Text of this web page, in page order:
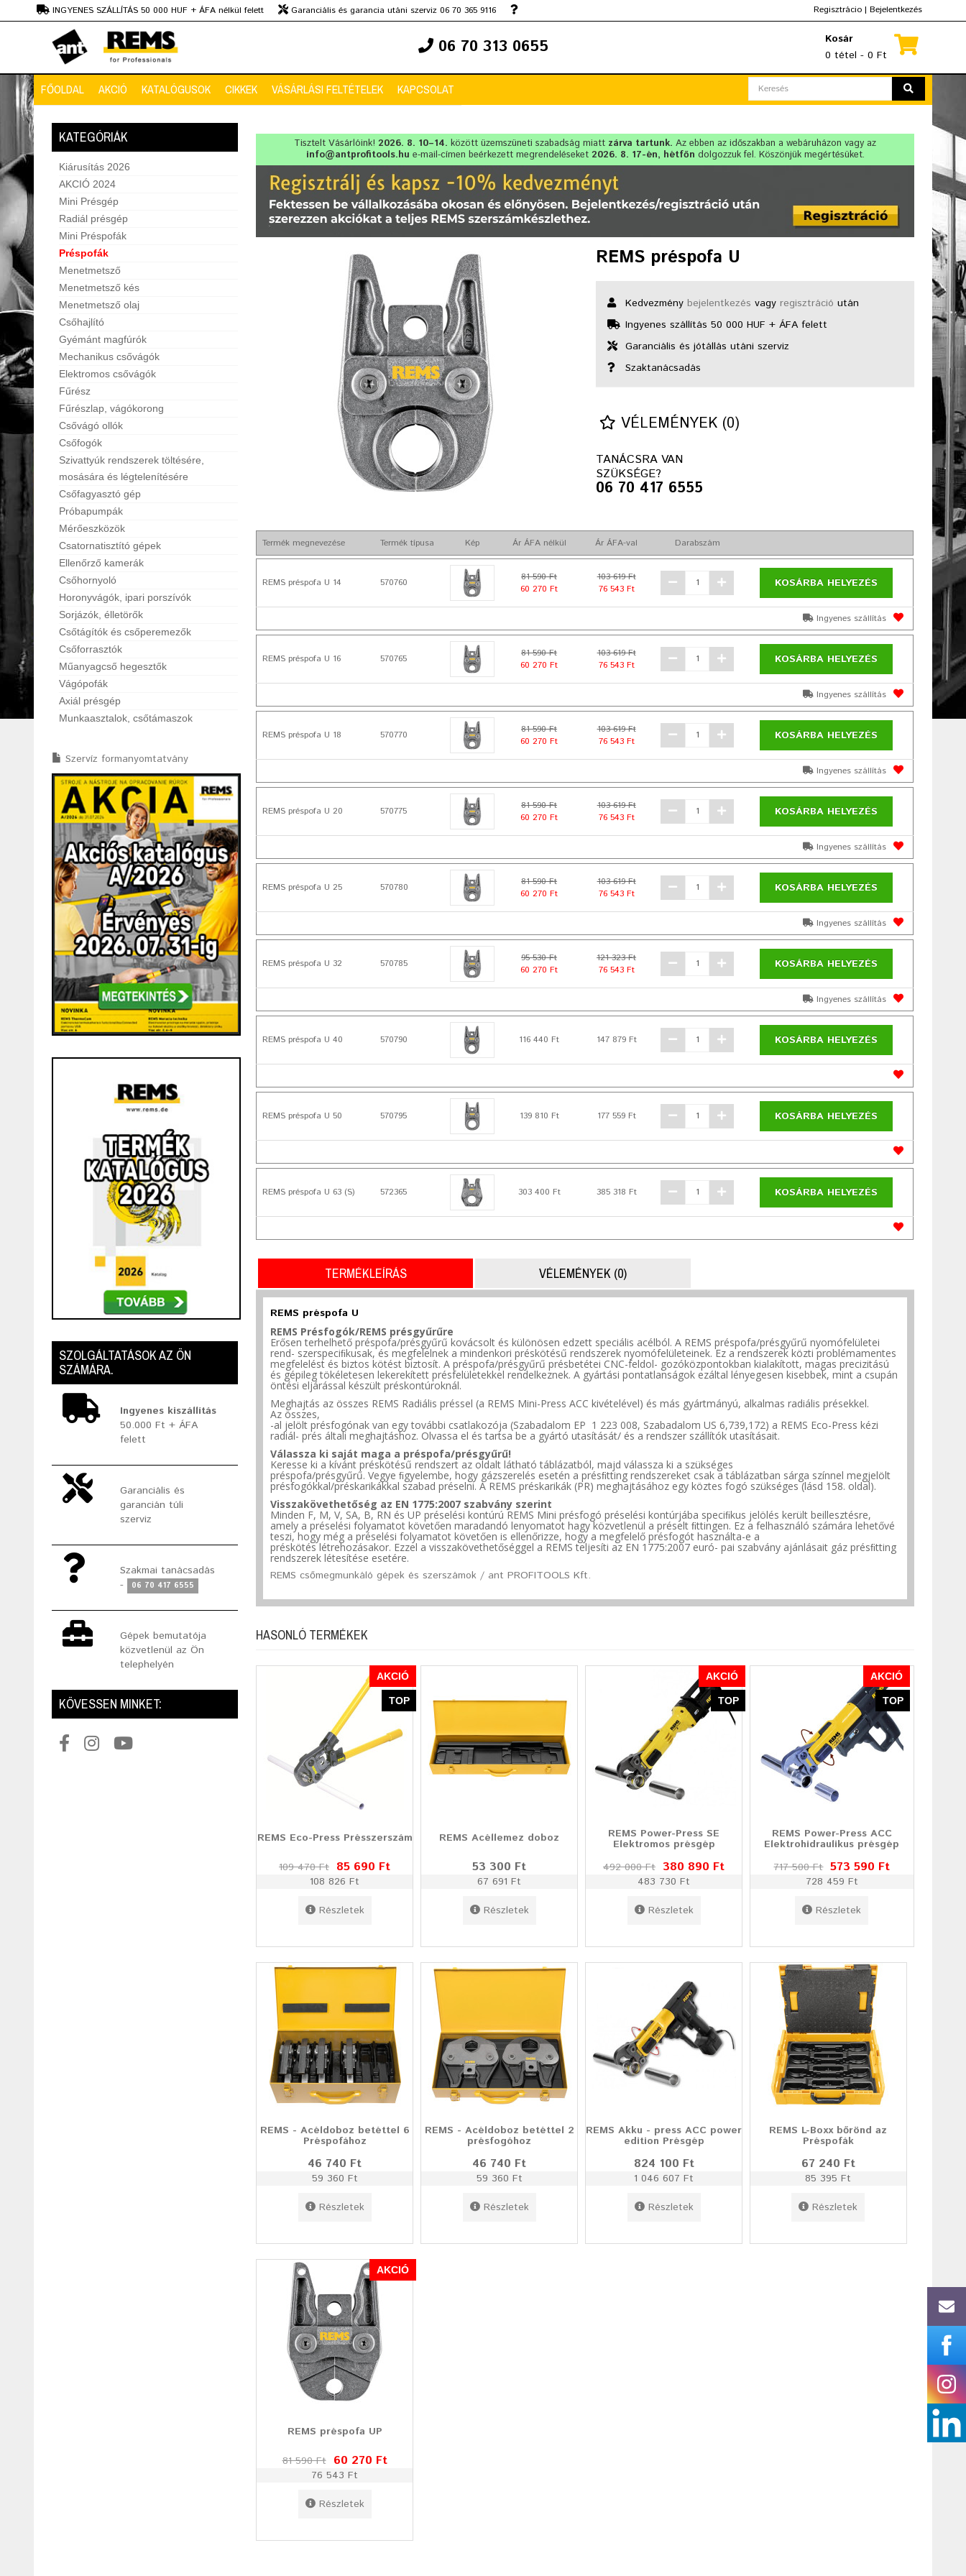
INGYENES SZÁLLÍTÁS 50 000 HUF + ÁFA nélkül felett
Garanciális és garancia utáni szerviz 06 70 365 9116
Szaktanácsadás
Regisztrácio | Bejelentkezés
06 70 313 0655
Kosár
0 tétel - 0 Ft
FŐOLDAL AKCIÓ KATALÓGUSOK CIKKEK VÁSÁRLÁSI FELTÉTELEK KAPCSOLAT
KATEGÓRIÁK
Kiárusítás 2026
AKCIÓ 2024
Mini Présgép
Radiál présgép
Mini Préspofák
Préspofák
Menetmetsző
Menetmetsző kés
Menetmetsző olaj
Csőhajlító
Gyémánt magfúrók
Mechanikus csővágók
Elektromos csővágók
Fűrész
Fűrészlap, vágókorong
Csővágó ollók
Csőfogók
Szivattyúk rendszerek töltésére,
mosására és légtelenítésére
Csőfagyasztó gép
Próbapumpák
Mérőeszközök
Csatornatisztító gépek
Ellenőrző kamerák
Csőhornyoló
Horonyvágók, ipari porszívók
Sorjázók, élletörők
Csőtágítók és csőperemezők
Csőforrasztók
Műanyagcső hegesztők
Vágópofák
Axiál présgép
Munkaasztalok, csőtámaszok
Szervíz formanyomtatvány
SZOLGÁLTATÁSOK AZ ÖN
SZÁMÁRA.
Ingyenes kiszállítás
50.000 Ft + ÁFA
felett
Garanciális és
garancián túli
szerviz
Szakmai tanácsadás
-
06 70 417 6555
Gépek bemutatója
közvetlenül az Ön
telephelyén
KÖVESSEN MINKET:
Tisztelt Vásárlóink!2026. 8. 10–14. között üzemszüneti szabadság miatt zárva tartunk. Az ebben az időszakban a webáruházon vagy az
info@antprofitools.hu e-mail-címen beérkezett megrendeléseket 2026. 8. 17-én, hétfőn dolgozzuk fel. Köszönjük megértésüket.
REMS préspofa U
Kedvezménybejelentkezés vagyregisztráció után
Ingyenes szállítás 50 000 HUF + ÁFA felett
Garanciális és jótállás utáni szerviz
Szaktanácsadás
VÉLEMÉNYEK (0)
TANÁCSRA VAN
SZÜKSÉGE?
06 70 417 6555
Termék megnevezése Termék típusa Kép Ár ÁFA nélkül Ár ÁFA-val Darabszám
REMS préspofa U 14 570760
81 590 Ft
60 270 Ft
103 619 Ft
76 543 Ft
KOSÁRBA HELYEZÉS
Ingyenes szállítás
REMS préspofa U 16 570765
81 590 Ft
60 270 Ft
103 619 Ft
76 543 Ft
KOSÁRBA HELYEZÉS
Ingyenes szállítás
REMS préspofa U 18 570770
81 590 Ft
60 270 Ft
103 619 Ft
76 543 Ft
KOSÁRBA HELYEZÉS
Ingyenes szállítás
REMS préspofa U 20 570775
81 590 Ft
60 270 Ft
103 619 Ft
76 543 Ft
KOSÁRBA HELYEZÉS
Ingyenes szállítás
REMS préspofa U 25 570780
81 590 Ft
60 270 Ft
103 619 Ft
76 543 Ft
KOSÁRBA HELYEZÉS
Ingyenes szállítás
REMS préspofa U 32 570785
95 530 Ft
60 270 Ft
121 323 Ft
76 543 Ft
KOSÁRBA HELYEZÉS
Ingyenes szállítás
REMS préspofa U 40 570790 116 440 Ft 147 879 Ft KOSÁRBA HELYEZÉS
REMS préspofa U 50 570795 139 810 Ft 177 559 Ft KOSÁRBA HELYEZÉS
REMS préspofa U 63 (S) 572365 303 400 Ft 385 318 Ft KOSÁRBA HELYEZÉS
TERMÉKLEÍRÁS VÉLEMÉNYEK (0)
REMS préspofa U
REMS Présfogók/REMS présgyűrűre
Erősen terhelhető préspofa/présgyűrű kovácsolt és különösen edzett speciális acélból. A REMS préspofa/présgyűrű nyomófelületei
rend- szerspeciﬁkusak, és megfelelnek a mindenkori préskötésű rendszerek nyomófelületeinek. Ez a rendszerek közti problémamentes
megfelelést és biztos kötést biztosít. A préspofa/présgyűrű présbetétei CNC-feldol- gozóközpontokban kialakított, magas precizitású
és gépileg tökéletesen lekerekített présfelületekkel rendelkeznek. A gyártási pontatlanságok ezáltal lényegesen kisebbek, mint a csupán
öntési eljárással készült préskontúroknál.
Meghajtás az összes REMS Radiális préssel (a REMS Mini-Press ACC kivételével) és más gyártmányú, alkalmas radiális présekkel.
Az összes,
-al jelölt présfogónak van egy további csatlakozója (Szabadalom EP 1 223 008, Szabadalom US 6,739,172) a REMS Eco-Press kézi
radiál- prés általi meghajtáshoz. Olvassa el és tartsa be a gyártó utasítását/ és a rendszer szállítók utasításait.
Válassza ki saját maga a préspofa/présgyűrű!
Keresse ki a kívánt préskötésű rendszert az oldalt láthatótáblázatból,majd válassza ki a szükséges
préspofa/présgyűrű.Vegyeﬁgyelembe, hogy gázszerelés esetén a présﬁtting rendszereket csak a táblázatban sárga színnel megjelölt
présfogókkal/préskarikákkal szabad préselni. A REMS préskarikák (PR) meghajtásához egy köztes fogó szükséges (lásd 158. oldal).
Visszakövethetőség az EN 1775:2007 szabvány szerint
Minden F, M,V, SA, B, RN és UP préselési kontúrú REMS Mini présfogópréselési kontúrjába speciﬁkus jelölés került beillesztésre,
amely a préselési folyamatot követően maradandó lenyomatot hagy közvetlenül a préselt ﬁttingen. Ez a felhasználó számára lehetővé
teszi, hogymég a préselési folyamatot követően is ellenőrizze, hogy a megfelelő présfogót használta-e a
préskötés létrehozásakor. Ezzel a visszakövethetőséggel a REMS teljesíti az EN 1775:2007 euró- pai szabvány ajánlásait gáz présﬁtting
rendszerek létesítése esetére.
REMS csőmegmunkáló gépek és szerszámok / ant PROFITOOLS Kft.
HASONLÓ TERMÉKEK
AKCIÓ
TOP
REMS Eco-Press Présszerszám
109 470 Ft 85 690 Ft
108 826 Ft
Részletek
REMS Acéllemez doboz
53 300 Ft
67 691 Ft
Részletek
AKCIÓ
TOP
REMS Power-Press SE
Elektromos présgép
492 000 Ft 380 890 Ft
483 730 Ft
Részletek
AKCIÓ
TOP
REMS Power-Press ACC
Elektrohidraulikus présgép
717 500 Ft 573 590 Ft
728 459 Ft
Részletek
REMS - Acéldoboz betéttel 6
Préspofához
46 740 Ft
59 360 Ft
Részletek
REMS - Acéldoboz betéttel 2
présfogóhoz
46 740 Ft
59 360 Ft
Részletek
REMS Akku - press ACC power
edition Présgép
824 100 Ft
1 046 607 Ft
Részletek
REMS L-Boxx bőrönd az
Préspofák
67 240 Ft
85 395 Ft
Részletek
AKCIÓ
REMS préspofa UP
81 590 Ft 60 270 Ft
76 543 Ft
Részletek